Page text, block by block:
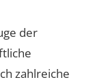
der
zahlreiche